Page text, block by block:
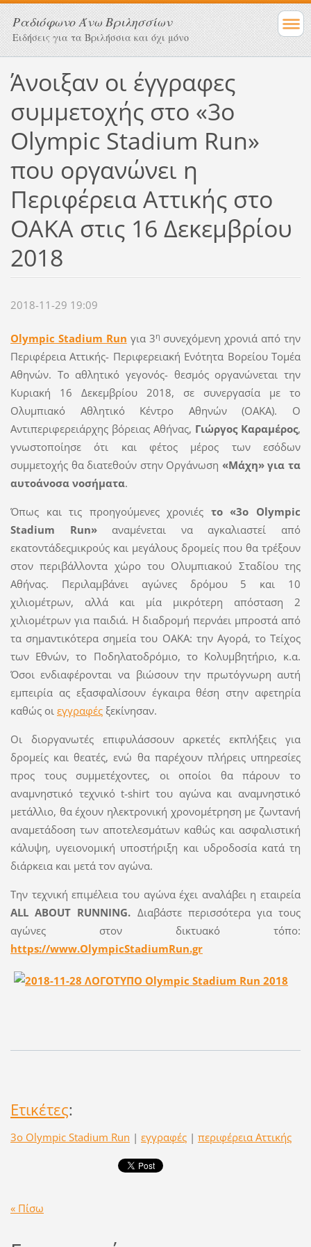
Ραδιόφωνο Άνω Βριλησσίων
Ειδήσεις για τα Βριλήσσια και όχι μόνο
Άνοιξαν οι έγγραφες
συμμετοχής στο «3ο
Olympic Stadium Run»
που οργανώνει η
Περιφέρεια Αττικής στο
ΟΑΚΑ στις 16 Δεκεμβρίου
2018
2018-11-29 19:09
Olympic Stadium Run για 3η συνεχόμενη χρονιά από την
Περιφέρεια Αττικής- Περιφερειακή Ενότητα Βορείου Τομέα
Αθηνών. Το αθλητικό γεγονός- θεσμός οργανώνεται την
Κυριακή 16 Δεκεμβρίου 2018, σε συνεργασία με το
Ολυμπιακό Αθλητικό Κέντρο Αθηνών (ΟΑΚΑ). Ο
Αντιπεριφερειάρχης βόρειας Αθήνας, Γιώργος Καραμέρος,
γνωστοποίησε ότι και φέτος μέρος των εσόδων
συμμετοχής θα διατεθούν στην Οργάνωση «Μάχη» για τα
αυτοάνοσα νοσήματα.
Όπως και τις προηγούμενες χρονιές το «3ο Olympic
Stadium Run»αναμένεται να αγκαλιαστεί από
εκατοντάδεςμικρούς και μεγάλους δρομείς που θα τρέξουν
στον περιβάλλοντα χώρο του Ολυμπιακού Σταδίου της
Αθήνας. Περιλαμβάνει αγώνες δρόμου 5 και 10
χιλιομέτρων, αλλά και μία μικρότερη απόσταση 2
χιλιομέτρων για παιδιά. Η διαδρομή περνάει μπροστά από
τα σημαντικότερα σημεία του ΟΑΚΑ: την Αγορά, το Τείχος
των Εθνών, το Ποδηλατοδρόμιο, το Κολυμβητήριο, κ.α.
Όσοι ενδιαφέρονται να βιώσουν την πρωτόγνωρη αυτή
εμπειρία ας εξασφαλίσουν έγκαιρα θέση στην αφετηρία
καθώς οι εγγραφέςξεκίνησαν.
Οι διοργανωτές επιφυλάσσουν αρκετές εκπλήξεις για
δρομείς και θεατές, ενώ θα παρέχουν πλήρεις υπηρεσίες
προς τους συμμετέχοντες, οι οποίοι θα πάρουν το
αναμνηστικό τεχνικό t-shirt του αγώνα και αναμνηστικό
μετάλλιο, θα έχουν ηλεκτρονική χρονομέτρηση με ζωντανή
αναμετάδοση των αποτελεσμάτων καθώς και ασφαλιστική
κάλυψη, υγειονομική υποστήριξη και υδροδοσία κατά τη
διάρκεια και μετά τον αγώνα.
Την τεχνική επιμέλεια του αγώνα έχει αναλάβει η εταιρεία
ALL ABOUT RUNNING. Διαβάστε περισσότερα για τους
αγώνες στον δικτυακό τόπο:
https://www.OlympicStadiumRun.gr
Ετικέτες:
3ο Olympic Stadium Run | εγγραφές | περιφέρεια Αττικής
« Πίσω